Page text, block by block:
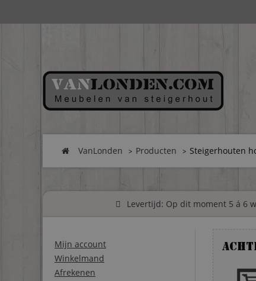
VanLonden Producten Steigerhouten
Levertijd: Op dit moment 5 á 6
Mijn account
Winkelmand
Afrekenen